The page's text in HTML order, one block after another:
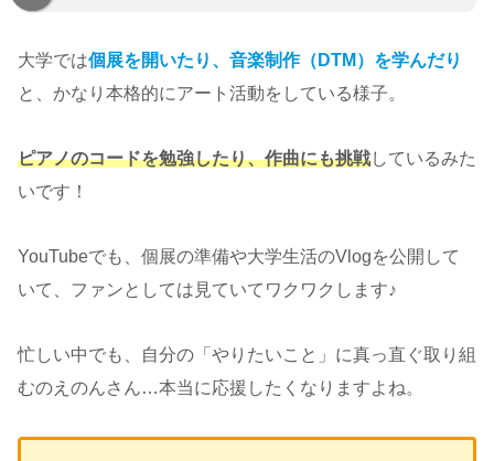
大学では個展を開いたり、音楽制作（DTM）を学んだり
と、かなり本格的にアート活動をしている様子。
ピアノのコードを勉強したり、作曲にも挑戦しているみた
いです！
YouTubeでも、個展の準備や大学生活のVlogを公開して
いて、ファンとしては見ていてワクワクします♪
忙しい中でも、自分の「やりたいこと」に真っ直ぐ取り組
むのえのんさん…本当に応援したくなりますよね。